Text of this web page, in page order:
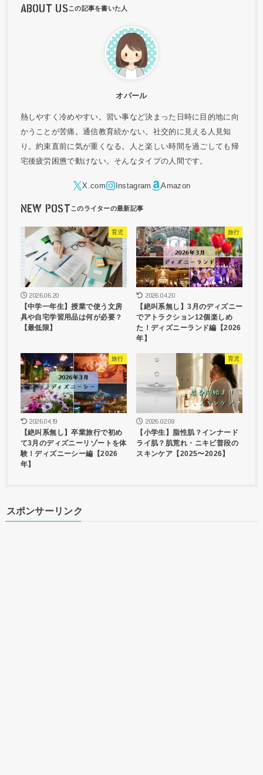
ABOUT US
オパール
熱しやすく冷めやすい。習い事など決まった日時に目的地に向
かうことが苦痛。通信教育続かない。社交的に見える人見知
り。約束直前に気が重くなる。人と楽しい時間を過ごしても帰
宅後疲労困憊で動けない。そんなタイプの人間です。
NEW POST
育児
2026.06.20
【中学一年生】授業で使う文房
具や自宅学習用品は何が必要？
【最低限】
旅行
2026.04.20
【絶叫系無し】3月のディズニー
でアトラクション12個楽しめ
た！ディズニーランド編【2026
年】
旅行
2026.04.19
【絶叫系無し】卒業旅行で初め
て3月のディズニーリゾートを体
験！ディズニーシー編【2026
年】
育児
2026.02.08
【小学生】脂性肌？インナード
ライ肌？肌荒れ・ニキビ普段の
スキンケア【2025〜2026】
スポンサーリンク